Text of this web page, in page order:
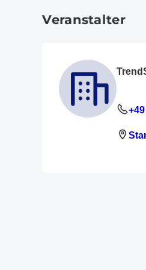
Veranstalter